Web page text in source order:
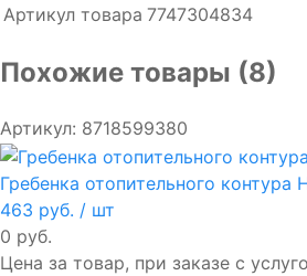
Артикул товара 7747304834
Похожие товары (8)
Артикул: 8718599380
Гребенка отопительного контура
463 руб. / шт
0 руб.
Цена за товар, при заказе с